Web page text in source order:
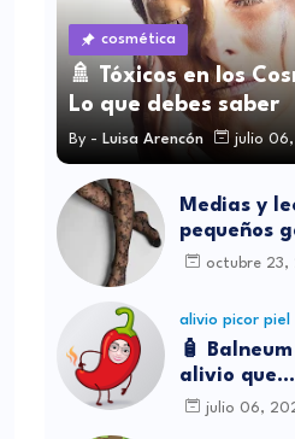
cosmética
🚿 Tóxicos en los
Lo que debes saber
By - Luisa Arencón julio
Medias y
pequeños
octubre 23,
alivio picor piel
🧴
alivio que
julio 06,